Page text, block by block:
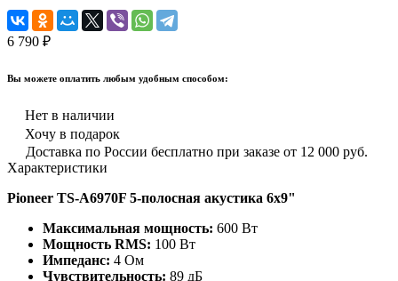
6 790 ₽
Вы можете оплатить любым удобным способом:
Нет в наличии
Хочу в подарок
Доставка по России бесплатно при заказе от 12 000 руб.
Характеристики
Pioneer TS-A6970F 5-полосная акустика 6х9"
Максимальная мощность: 600 Вт
Мощность RMS: 100 Вт
Импеданс: 4 Ом
Чувствительность: 89 дБ